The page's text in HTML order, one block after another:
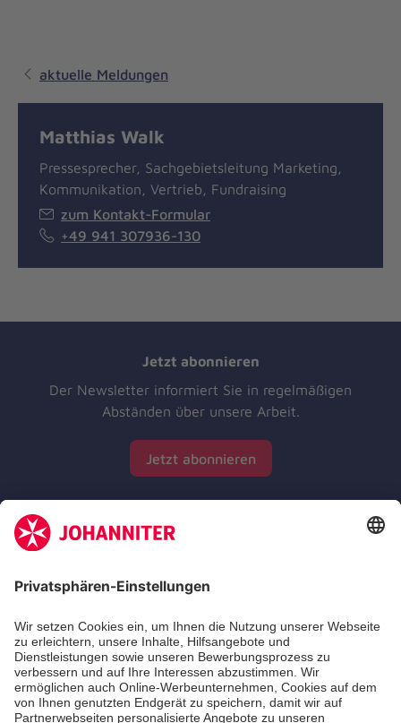
aktuelle Meldungen
Matthias Walk
Pressesprecher, Sachgebietsleitung Marketing,
Kommunikation, Vertrieb, Fundraising
zum Kontakt-Formular
+49 941 307936-130
Jetzt abonnieren
Der Newsletter informiert Sie in regelmäßigen
Abständen über unsere Arbeit.
Jetzt abonnieren
Zertifizierung der Johanniter-Unfall-Hilfe e.V.
Die Johanniter GmbH führt das Spendenzertifikat
des Deutschen Spendenrats e.V.